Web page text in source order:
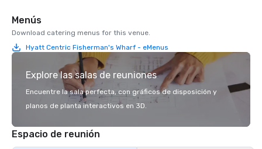
Menús
Download catering menus for this venue.
Hyatt Centric Fisherman's Wharf - eMenus
Explore las salas de reuniones
Encuentre la sala perfecta, con gráficos de disposición y
planos de planta interactivos en 3D.
Espacio de reunión